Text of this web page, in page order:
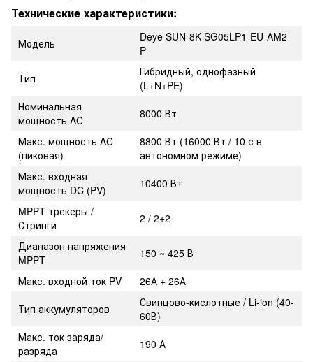
Технические характеристики:
Модель
Deye SUN-8K-SG05LP1-EU-AM2-
P
Тип
Гибридный, однофазный
(L+N+PE)
Номинальная
мощность AC
8000 Вт
Макс. мощность AC
(пиковая)
8800 Вт (16000 Вт / 10 с в
автономном режиме)
Макс. входная
мощность DC (PV)
10400 Вт
MPPT трекеры /
Стринги
2 / 2+2
Диапазон напряжения
MPPT
150 ~ 425 В
Макс. входной ток PV
26А + 26А
Тип аккумуляторов
Свинцово-кислотные / Li-ion (40-
60В)
Макс. ток заряда/
разряда
190 А